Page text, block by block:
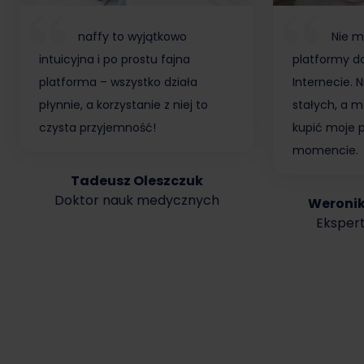
naffy to wyjątkowo
intuicyjna i po prostu fajna
platforma – wszystko działa
płynnie, a korzystanie z niej to
czysta przyjemność!
Tadeusz Oleszczuk
Doktor nauk medycznych
Nie
platformy
Internecie.
stałych, a
kupić moje
momencie.